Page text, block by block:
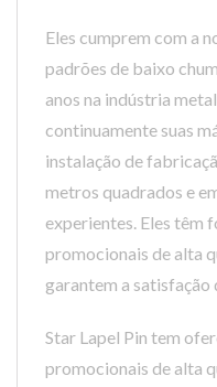
Eles cumprem com a
padrões de baixo
anos na indústria
continuamente suas
instalação de
metros quadrados e
experientes. Eles têm
promocionais de alta
garantem a
Star Lapel Pin tem
promocionais de alta